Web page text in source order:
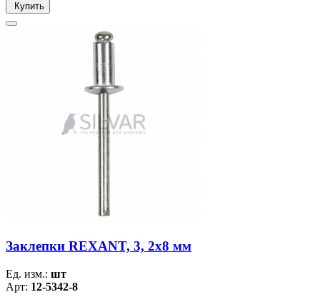
Купить
Заклепки REXANT, 3, 2x8 мм
Ед. изм.: шт
Арт: 12-5342-8